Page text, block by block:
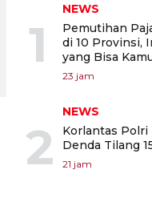
1
NEWS
Pemutihan
di 10 Provinsi,
yang Bisa
23 jam
2
NEWS
Korlantas Polri
Denda Tilang
21 jam